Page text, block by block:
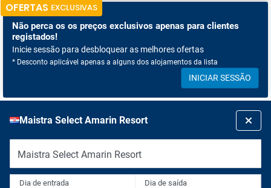
OFERTAS EXCLUSIVAS
Não perca os os preços exclusivos apenas para clientes
registados!
Inicie sessão para desbloquear as melhores ofertas
* Desconto aplicável apenas a alguns dos alojamentos da lista
INICIAR SESSÃO
Maistra Select Amarin Resort
Maistra Select Amarin Resort
Dia de entrada Dia de saída